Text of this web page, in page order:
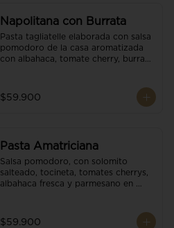
Napolitana con Burrata
Pasta tagliatelle elaborada con salsa
pomodoro de la casa aromatizada
con albahaca, tomate cherry, burrata
$59.900
Pasta Amatriciana
Salsa pomodoro, con solomito
salteado, tocineta, tomates cherrys,
albahaca fresca y parmesano en
$59.900